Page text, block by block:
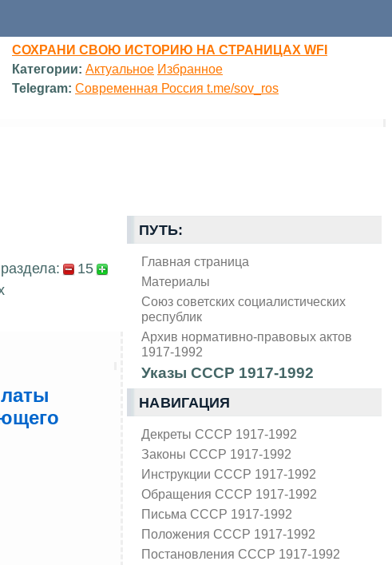
СОХРАНИ СВОЮ ИСТОРИЮ НА СТРАНИЦАХ WFI
Категории: Актуальное Избранное
Telegram: Современная Россия t.me/sov_ros
ПУТЬ:
Главная страница
Материалы
Союз советских социалистических
республик
Архив нормативно-правовых актов
1917-1992
Указы СССР 1917-1992
НАВИГАЦИЯ
Декреты СССР 1917-1992
Законы СССР 1917-1992
Инструкции СССР 1917-1992
Обращения СССР 1917-1992
Письма СССР 1917-1992
Положения СССР 1917-1992
Постановления СССР 1917-1992
15